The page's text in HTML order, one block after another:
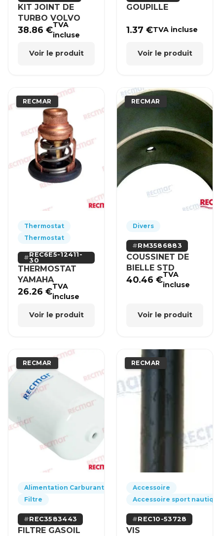
KIT JOINT DE
TURBO VOLVO
38.86€TVA
incluse
Voir le produit
GOUPILLE
1.37€TVA incluse
Voir le produit
RECMAR
Thermostat
Thermostat
REC6E5-12411-
30
THERMOSTAT
YAMAHA
26.26€TVA
incluse
Voir le produit
RECMAR
Divers
RM3586883
COUSSINET DE
BIELLE STD
40.46€TVA
incluse
Voir le produit
RECMAR
Alimentation Carburant
Filtre
REC3583443
FILTRE GASOIL
RECMAR
Accessoire
Accessoire sport
REC10-53728
VIS